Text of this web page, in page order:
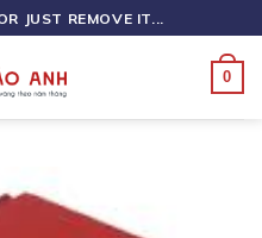
JUST REMOVE IT...
0